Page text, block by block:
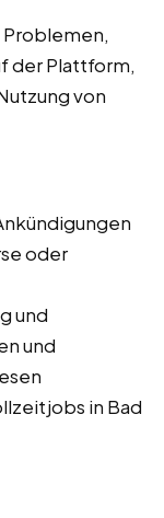
der Plattform,
von
oder
und
und
in Bad